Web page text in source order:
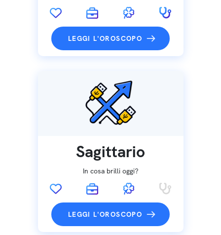
LEGGI L'OROSCOPO
Sagittario
In cosa brilli oggi?
LEGGI L'OROSCOPO